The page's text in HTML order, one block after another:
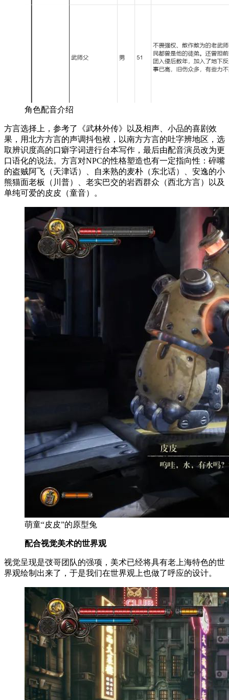
角色配音介绍
方言选择上，参考了《武林外传》以及相声、小品的喜剧效
果，用北方方言的声调抖包袱，以南方方言的吐字辨地区，选
取辨识度高的口癖字词进行台本写作，最后由配音演员改为更
口语化的说法。方言对NPC的性格塑造也有一定指向性：碎嘴
的盗贼阿飞（天津话）、自来熟的麦朴（东北话）、安逸的小
熊猫面老板（川普）、老实巴交的岩西群众（西北方言）以及
单纯可爱的皮皮（童音）。
萌童“皮皮”的原型兔
配合视觉美术的世界观
视觉呈现是弢哥团队的强项，美术已经将具有老上海特色的世
界观绘制出来了，于是我们在世界观上也做了呼应的设计。